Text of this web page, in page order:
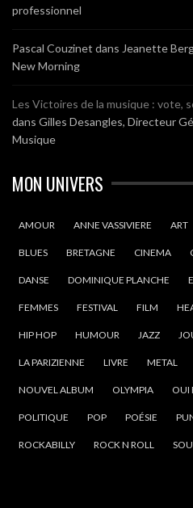
professionnel
Pascal Couzinet dans Jeanette
New Morning
Les Victoires de la musique : vote,
dans Gilles Desangles, Directeur
Musique
MON UNIVERS
AMOUR ANNE VASSIVIERE ART
BLUES BRETAGNE CINEMA
DANSE DOMINIQUE PLANCHE
FEMMES FESTIVAL FILM
HIP HOP HUMOUR JAZZ
LA PARIZIENNE LIVRE METAL
NOUVEL ALBUM OLYMPIA OUI
POLITIQUE POP POÉSIE
ROCKABILLY ROCK N ROLL